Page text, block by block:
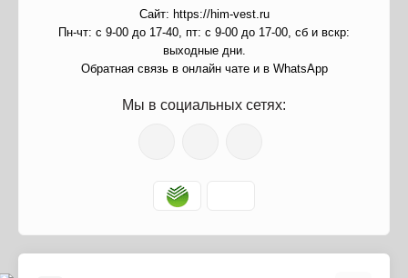
Сайт: https://him-vest.ru
Пн-чт: с 9-00 до 17-40, пт: с 9-00 до 17-00, сб и вскр:
выходные дни.
Обратная связь в онлайн чате и в WhatsApp
Мы в социальных сетях: